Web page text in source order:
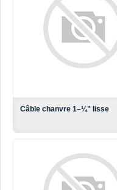
Câble chanvre 1–¼" lisse